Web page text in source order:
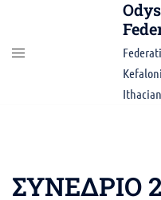
content
ΣΥΝΕΔΡΙΟ